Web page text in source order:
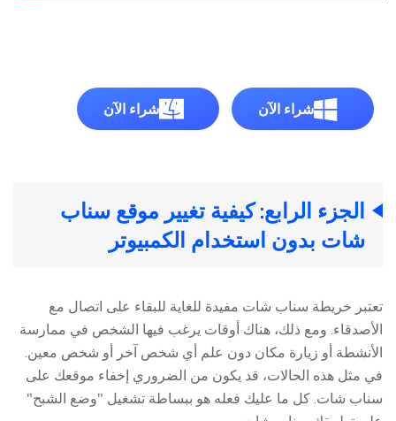
شراء الآن شراء الآن
الجزء الرابع: كيفية تغيير موقع سناب
شات بدون استخدام الكمبيوتر
تعتبر خريطة سناب شات مفيدة للغاية للبقاء على اتصال مع
الأصدقاء. ومع ذلك، هناك أوقات يرغب فيها الشخص في ممارسة
الأنشطة أو زيارة مكان دون علم أي شخص آخر أو شخص معين.
في مثل هذه الحالات، قد يكون من الضروري إخفاء موقعك على
سناب شات. كل ما عليك فعله هو ببساطة تشغيل "وضع الشبح"